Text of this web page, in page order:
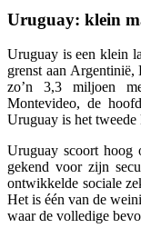
Uruguay: klein
Uruguay is een klein
grenst aan
zo’n 3,3 miljoen
Montevideo, de
Uruguay is het
Uruguay scoort hoog
gekend voor zijn
ontwikkelde sociale
Het is één van de
waar de volledige